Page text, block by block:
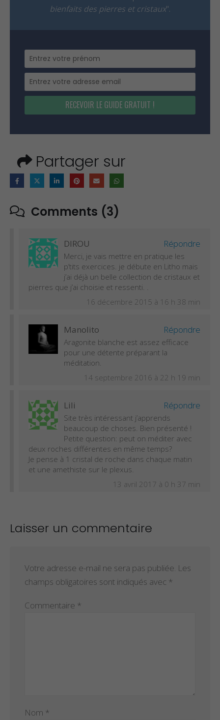
bienfaits des pierres et cristaux".
RECEVOIR LE GUIDE GRATUIT !
Partager sur
Comments (3)
DIROU Répondre
Merci, je vais mettre en pratique les
p’tits exercices. je débute en Litho mais
j’ai déjà un belle collection de cristaux et
pierres que j’ai choisie et ressenti. .
16 décembre 2015 à 16 h 38 min
Manolito Répondre
Aragonite blanche est assez efficace
pour une détente préparant la
méditation.
14 septembre 2016 à 22 h 19 min
Lili Répondre
Site très intéressant j’apprends
beaucoup de choses. Bien présenté !
Petite question: peut on méditer avec
deux roches différentes en même temps?
Je pense à 1 cristal de roche dans chaque matin
et une amethiste sur le plexus.
13 avril 2017 à 0 h 37 min
Laisser un commentaire
Votre adresse e-mail ne sera pas publiée. Les
champs obligatoires sont indiqués avec *
Commentaire *
Nom *